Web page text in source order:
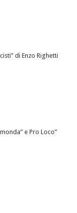
di Enzo Righetti
e Pro Loco”